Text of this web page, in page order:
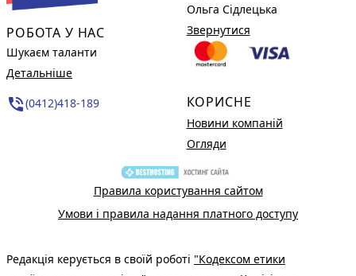
РОБОТА У НАС
Шукаєм таланти
Детальніше
phone_in_talk(0412)418-189
Ольга Сідлецька
Звернутися
КОРИСНЕ
Новини компаній
Огляди
Правила користування сайтом
Умови і правила надання платного доступу
Редакція керується в своїй роботі "Кодексом етики